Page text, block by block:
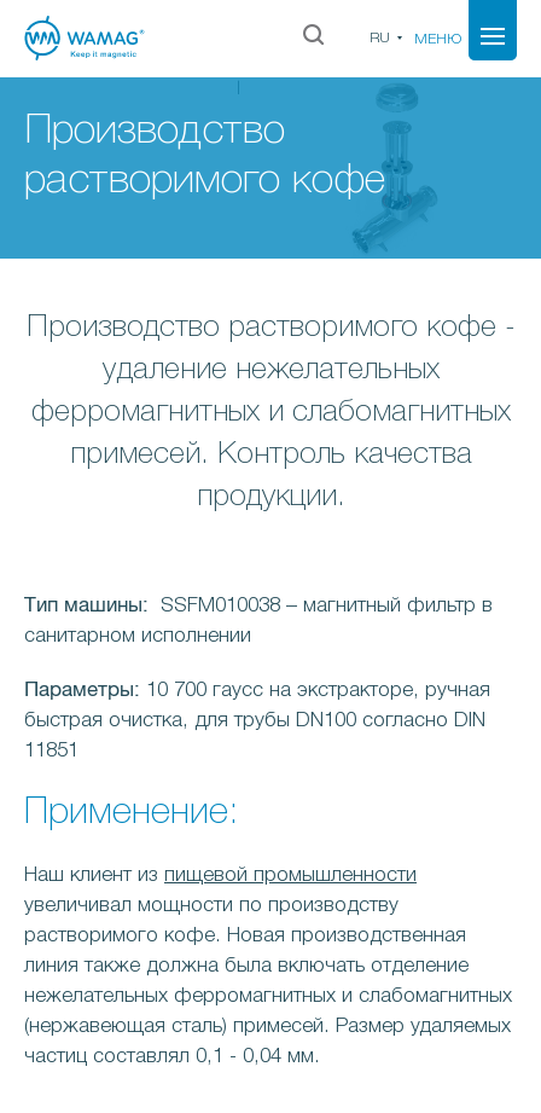
RU МЕНЮ
Производство
растворимого кофе
Производство растворимого кофе -
удаление нежелательных
ферромагнитных и слабомагнитных
примесей. Контроль качества
продукции.
Тип машины: SSFM010038 – магнитный фильтр в
санитарном исполнении
Параметры: 10 700 гаусс на экстракторе, ручная
быстрая очистка, для трубы DN100 согласно DIN
11851
Применение:
Наш клиент из пищевой промышленности
увеличивал мощности по производству
растворимого кофе. Новая производственная
линия также должна была включать отделение
нежелательных ферромагнитных и слабомагнитных
(нержавеющая сталь) примесей. Размер удаляемых
частиц составлял 0,1 - 0,04 мм.